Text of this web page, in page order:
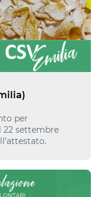
per
22 settembre